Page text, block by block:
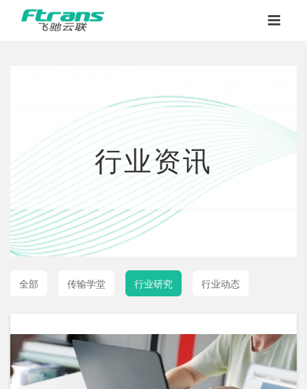
行业资讯
全部 传输学堂 行业研究 行业动态